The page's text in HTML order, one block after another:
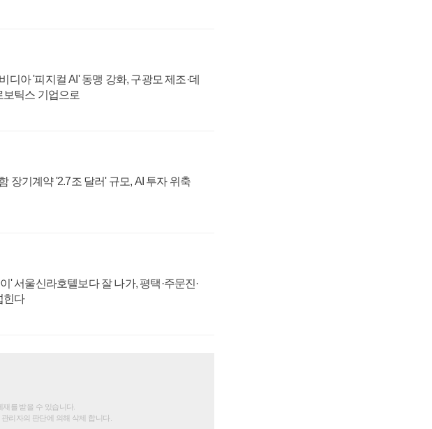
디아 '피지컬 AI' 동맹 강화, 구광모 제조·데
보틱스 기업으로
장기계약 '2.7조 달러' 규모, AI 투자 위축
' 서울신라호텔보다 잘 나가, 평택·주문진·
힌다
를 받을 수 있습니다.
리자의 판단에 의해 삭제 합니다.